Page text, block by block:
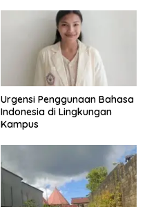
Urgensi Penggunaan Bahasa
Indonesia di Lingkungan
Kampus